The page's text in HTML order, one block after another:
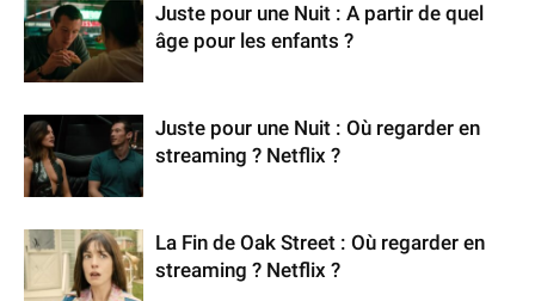
Juste pour une Nuit : A partir de quel
âge pour les enfants ?
Juste pour une Nuit : Où regarder en
streaming ? Netflix ?
La Fin de Oak Street : Où regarder en
streaming ? Netflix ?